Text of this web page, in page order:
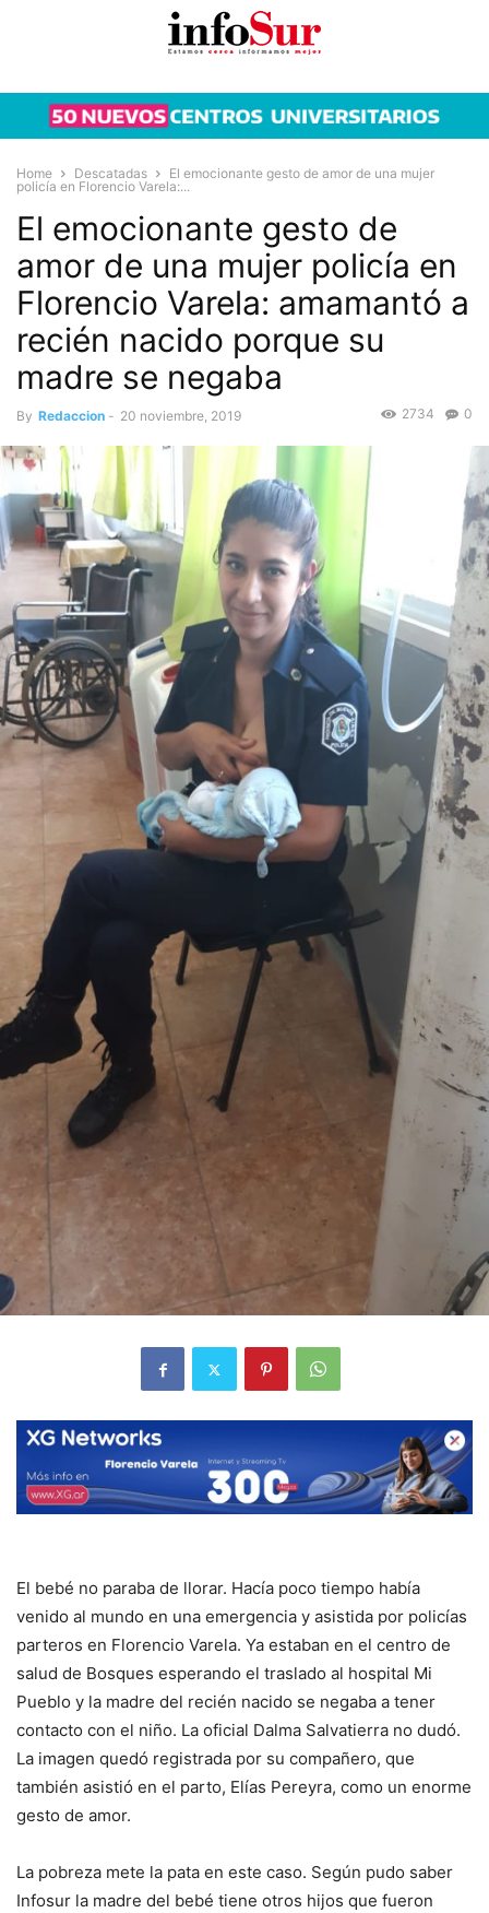
Home Descatadas
El emocionante gesto de amor de una mujer
policía en Florencio Varela:...
El emocionante gesto de
amor de una mujer policía en
Florencio Varela: amamantó a
recién nacido porque su
madre se negaba
By Redaccion - 20 noviembre, 2019 0
2734
El bebé no paraba de llorar. Hacía poco tiempo había
venido al mundo en una emergencia y asistida por policías
parteros en Florencio Varela. Ya estaban en el centro de
salud de Bosques esperando el traslado al hospital Mi
Pueblo y la madre del recién nacido se negaba a tener
contacto con el niño. La oficial Dalma Salvatierra no dudó.
La imagen quedó registrada por su compañero, que
también asistió en el parto, Elías Pereyra, como un enorme
gesto de amor.
La pobreza mete la pata en este caso. Según pudo saber
Infosur la madre del bebé tiene otros hijos que fueron